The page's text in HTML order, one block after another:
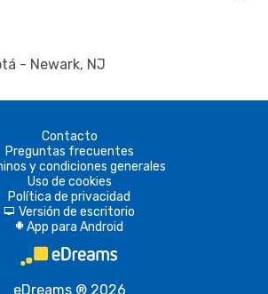
- Newark, NJ
Contacto
Preguntas frecuentes
y condiciones generales
Uso de cookies
Política de privacidad
d Versión de escritorio
A App para Android
eDreams ® 2026